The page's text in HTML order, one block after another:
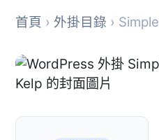
首頁 › 外掛目錄 ›